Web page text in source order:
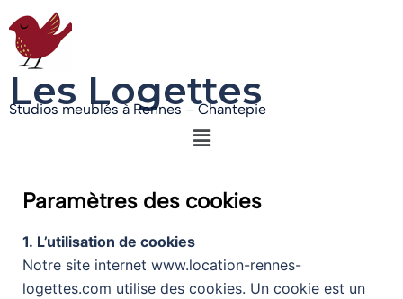
Les Logettes
Studios meublés à Rennes – Chantepie
Paramètres des cookies
1. L’utilisation de cookies
Notre site internet www.location-rennes-
logettes.com utilise des cookies. Un cookie est un